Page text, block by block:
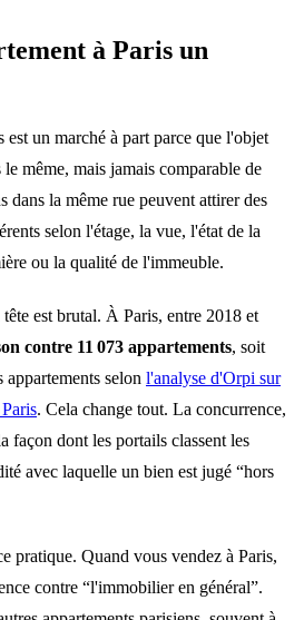
à Paris un
est un marché à part parce que l'objet
même, mais jamais comparable de
dans la même rue peuvent attirer des
selon l'étage, la vue, l'état de la
ou la qualité de l'immeuble.
est brutal. À Paris, entre 2018 et
contre 11 073 appartements, soit
appartements selon l'analyse d'Orpi sur
. Cela change tout. La concurrence,
façon dont les portails classent les
avec laquelle un bien est jugé “hors
pratique. Quand vous vendez à Paris,
contre “l'immobilier en général”.